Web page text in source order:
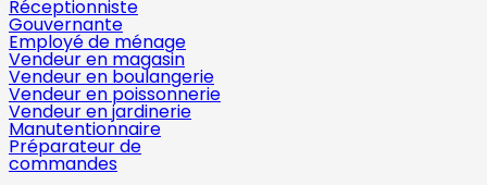
Réceptionniste
Gouvernante
Employé de ménage
Vendeur en magasin
Vendeur en boulangerie
Vendeur en poissonnerie
Vendeur en jardinerie
Manutentionnaire
Préparateur de
commandes